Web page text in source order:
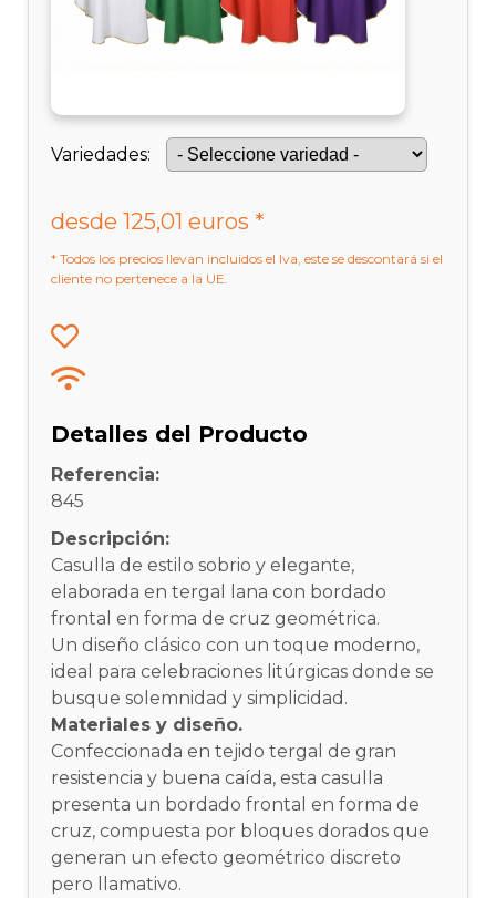
Variedades:
desde 125,01 euros *
* Todos los precios llevan incluidos el Iva, este se descontará si el
cliente no pertenece a la UE.
Detalles del Producto
Referencia:
845
Descripción:
Casulla de estilo sobrio y elegante,
elaborada en tergal lana con bordado
frontal en forma de cruz geométrica.
Un diseño clásico con un toque moderno,
ideal para celebraciones litúrgicas donde se
busque solemnidad y simplicidad.
Materiales y diseño.
Confeccionada en tejido tergal de gran
resistencia y buena caída, esta casulla
presenta un bordado frontal en forma de
cruz, compuesta por bloques dorados que
generan un efecto geométrico discreto
pero llamativo.